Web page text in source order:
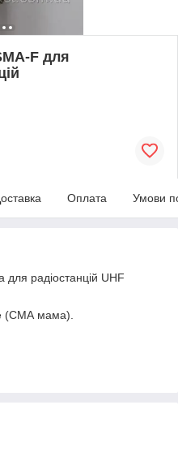
F для
Оплата Умови
для радіостанцій UHF
(СМА мама).